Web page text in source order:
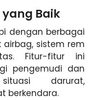
Baik
dengan berbagai
sistem rem
Fitur-fitur ini
pengemudi dan
darurat,
berkendara.